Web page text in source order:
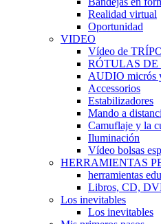
Realidad virtual
Oportunidad
VIDEO
Vídeo de
RÓTULAS DE
AUDIO micrós
Accessorios
Estabilizadores
Mando a
Camuflaje y la
Iluminación
Vídeo bolsas
HERRAMIENTAS
herramientas
Libros, CD,
Los inevitables
Los inevitables